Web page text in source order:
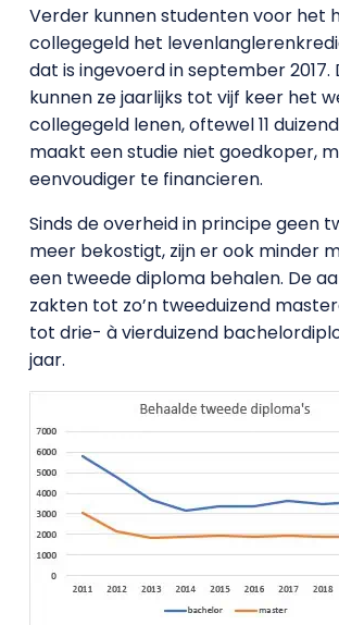
Verder kunnen studenten voor het
collegegeld het
dat is ingevoerd in september 2017.
kunnen ze jaarlijks tot vijf keer het
collegegeld lenen, oftewel 11
maakt een studie niet goedkoper,
eenvoudiger te financieren.
Sinds de overheid in principe geen
meer bekostigt, zijn er ook minder
een tweede diploma behalen. De
zakten tot zo’n tweeduizend
tot drie- à vierduizend
jaar.